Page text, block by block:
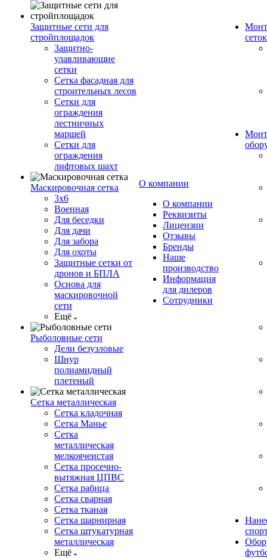
Защитные сети для
стройплощадок
Защитно-
улавливающие
сетки
Сетка фасадная для
строительных лесов
Сетки для
ограждения
лестничных
маршей
Сетки для
ограждения
лифтовых шахт
Маскировочная сетка
3х6
Военная
Для беседки
Для дачи
Для забора
Для охоты
Защитные сетки от
дронов и БПЛА
Основа для
маскировочной
сети
Ещё
Рыболовные сети
Дели безузловые
Шнур
полиамидный
плетеный
Сетка металлическая
Сетка кладочная
Сетка Манье
Сетка
металлическая
мелкоячеистая
Сетка просечно-
вытяжная ЦПВС
Сетка рабица
Сетка сварная
Сетка тканая
Сетка шарнирная
Сетка штукатурная
металлическая
Ещё
О компании
О компании
Реквизиты
Лицензии
Отзывы
Бренды
Наше
производство
Информация
для дилеров
Сотрудники
сеток